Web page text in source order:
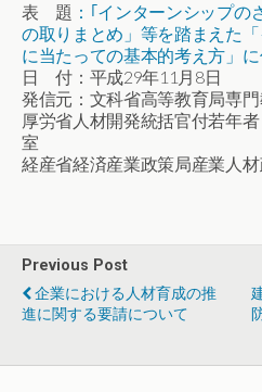
表 題 ：｢インターンシップ
の取りまとめ」等を踏まえた
に当たっての基本的考え方」
日 付：平成29年11月8日
発信元：文科省高等教育局専
厚労省人材開発統括官付若年
室
経産省経済産業政策局産業人
Previous Post
企業における人材育成の推
進に関する要請について